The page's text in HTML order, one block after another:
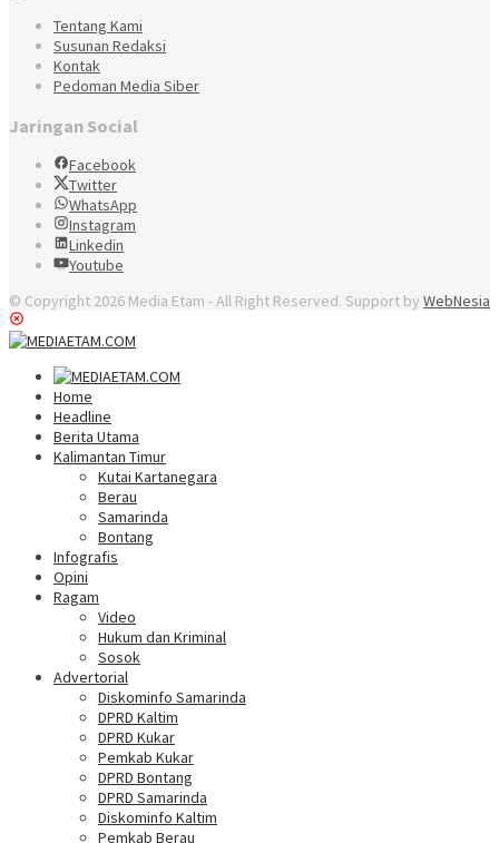
Tentang Kami
Susunan Redaksi
Kontak
Pedoman Media Siber
Jaringan Social
Facebook
Twitter
WhatsApp
Instagram
Linkedin
Youtube
© Copyright 2026 Media Etam - All Right Reserved. Support by WebNesia
Home
Headline
Berita Utama
Kalimantan Timur
Kutai Kartanegara
Berau
Samarinda
Bontang
Infografis
Opini
Ragam
Video
Hukum dan Kriminal
Sosok
Advertorial
Diskominfo Samarinda
DPRD Kaltim
DPRD Kukar
Pemkab Kukar
DPRD Bontang
DPRD Samarinda
Diskominfo Kaltim
Pemkab Berau